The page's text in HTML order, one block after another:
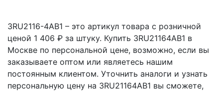
3RU2116-4AB1 – это артикул товара с розничной
ценой 1 406 ₽ за штуку. Купить 3RU21164AB1 в
Москве по персональной цене, возможно, если вы
заказываете оптом или являетесь нашим
постоянным клиентом. Уточнить аналоги и узнать
персональную цену на 3RU21164AB1 вы сможете,